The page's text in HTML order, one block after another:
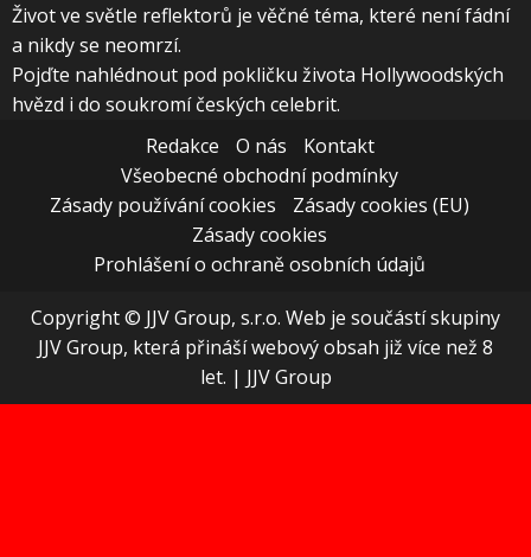
Život ve světle reflektorů je věčné téma, které není fádní
a nikdy se neomrzí.
Pojďte nahlédnout pod pokličku života Hollywoodských
hvězd i do soukromí českých celebrit.
Redakce
O nás
Kontakt
Všeobecné obchodní podmínky
Zásady používání cookies
Zásady cookies (EU)
Zásady cookies
Prohlášení o ochraně osobních údajů
Copyright © JJV Group, s.r.o. Web je součástí skupiny
JJV Group, která přináší webový obsah již více než 8
let. | JJV Group